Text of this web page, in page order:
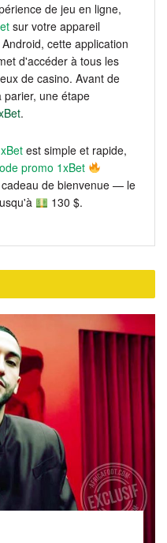
de jeu en ligne,
sur votre appareil
cette application
d'accéder à tous les
de casino. Avant de
une étape
.
est simple et rapide,
promo 1xBet
de bienvenue — le
130 $.